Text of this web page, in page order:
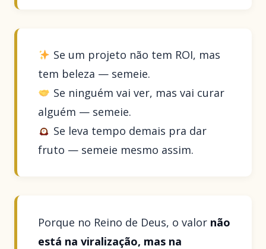
Se um projeto não tem ROI, mas
tem beleza — semeie.
Se ninguém vai ver, mas vai curar
alguém — semeie.
Se leva tempo demais pra dar
fruto — semeie mesmo assim.
Porque no Reino de Deus, o valor não
está na viralização, mas na